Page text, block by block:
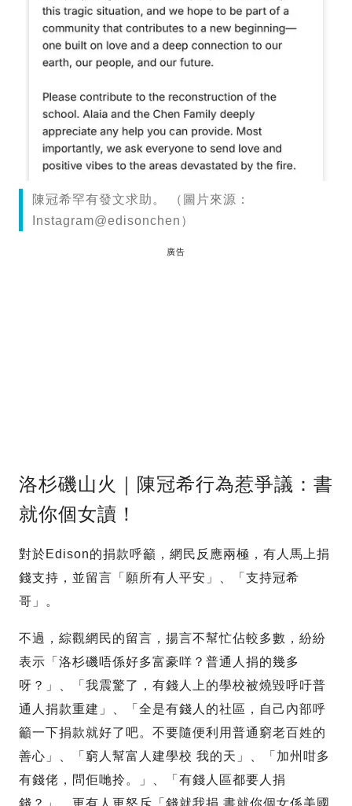
陳冠希罕有發文求助。 （圖片來源：
Instagram@edisonchen）
廣告
洛杉磯山火｜陳冠希行為惹爭議：書
就你個女讀！
對於Edison的捐款呼籲，網民反應兩極，有人馬上捐
錢支持，並留言「願所有人平安」、「支持冠希
哥」。
不過，綜觀網民的留言，揚言不幫忙佔較多數，紛紛
表示「洛杉磯唔係好多富豪咩？普通人捐的幾多
呀？」、「我震驚了，有錢人上的學校被燒毀呼吁普
通人捐款重建」、「全是有錢人的社區，自己內部呼
籲一下捐款就好了吧。不要隨便利用普通窮老百姓的
善心」、「窮人幫富人建學校 我的天」、「加州咁多
有錢佬，問佢哋拎。」、「有錢人區都要人捐
錢？」，更有人更怒斥「錢就我捐 書就你個女係美國